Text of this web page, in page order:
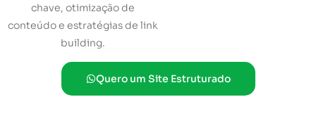
chave, otimização de
conteúdo e estratégias de link
building.
Quero um Site Estruturado